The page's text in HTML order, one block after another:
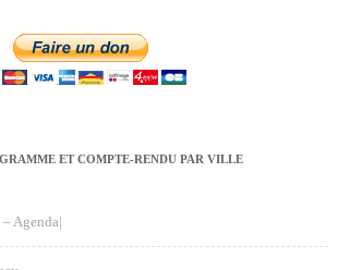
ET COMPTE-RENDU PAR VILLE
Agenda|